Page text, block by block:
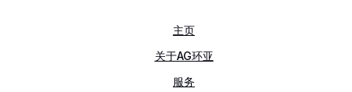
主页
关于AG环亚
服务